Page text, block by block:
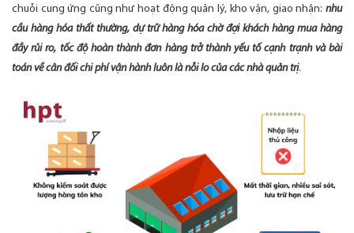
chuỗi cung ứng cũng như hoạt động quản lý, kho vận, giao nhận: nhu
cầu hàng hóa thất thường, dự trữ hàng hóa chờ đợi khách hàng mua hàng
đầy rủi ro, tốc độ hoàn thành đơn hàng trở thành yếu tố cạnh trạnh và bài
toán về cân đối chi phí vận hành luôn là nỗi lo của các nhà quản trị.